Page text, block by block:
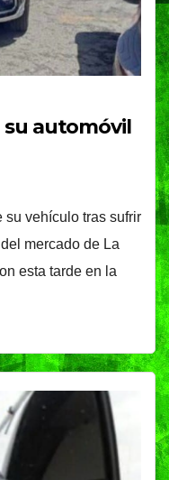
su automóvil
su vehículo tras sufrir
mercado de La
esta tarde en la